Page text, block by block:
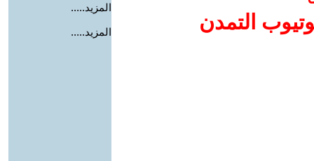
التمدن
المزيد.....
المزيد.....